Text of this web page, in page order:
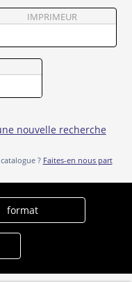
IMPRIMEUR
nouvelle recherche
? Faites-en nous part